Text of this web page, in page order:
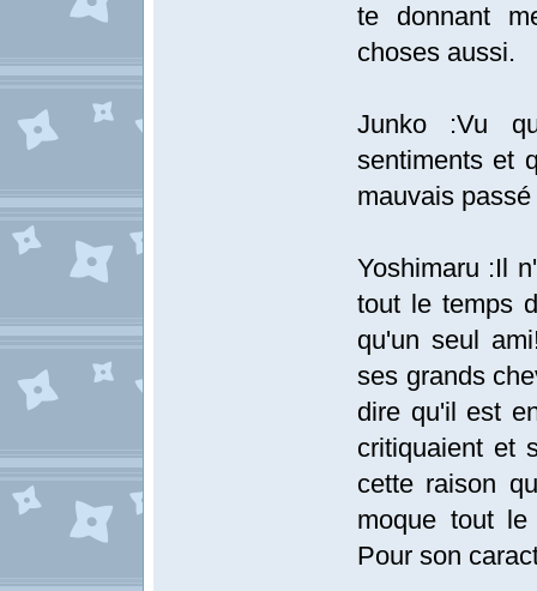
te donnant
choses aussi.
Junko :Vu
sentiments et
mauvais
Yoshimaru :Il
tout le temps
qu'un seul
ses grands
dire qu'il est
critiquaient et
cette raison
moque tout
Pour son